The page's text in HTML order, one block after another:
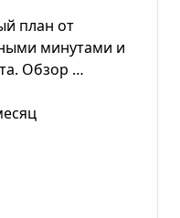
план от
минутами и
Обзор …